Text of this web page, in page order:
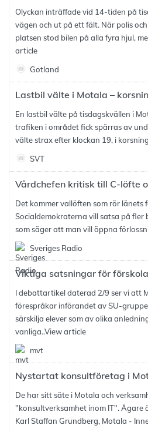
Olyckan inträffade vid 14-tiden på
vägen och ut på ett fält. När polis
platsen stod bilen på alla fyra hjul,
article
Gotland
Lastbil välte i Motala –
En lastbil välte på tisdagskvällen i
trafiken i området fick spärras av
välte strax efter klockan 19, i
SVT
Vårdchefen kritisk till C-löfte
Det kommer vallöften som rör länets
Socialdemokraterna vill satsa på fler
som säger att man vill öppna
Sveriges Radio
Viktiga satsningar för
I debattartikel daterad 2/9 ser vi att
förespråkar införandet av SU-
särskilja elever som av olika
vanliga..View article
mvt
Nystartat konsultföretag i
De har sitt säte i Motala och
"konsultverksamhet inom IT". Ägare
Karl Staffan Grundberg, Motala -